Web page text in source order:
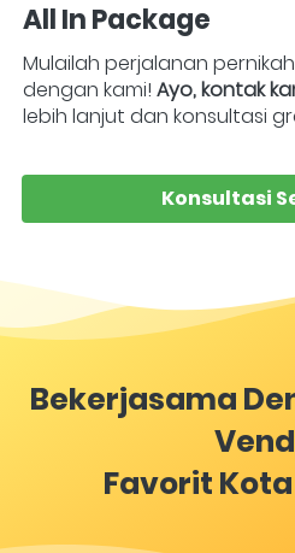
All In Package
Mulailah perjalanan
dengan kami! Ayo, kontak
lebih lanjut dan konsultasi
`Konsultasi
Bekerjasama
Favorit